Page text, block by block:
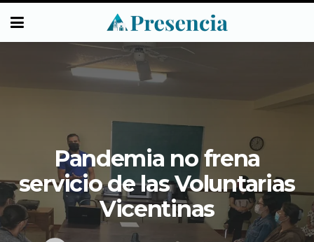
Pandemia no frena
servicio de las Voluntarias
Vicentinas